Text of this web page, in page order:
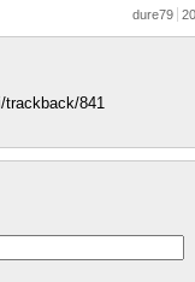
dure79
trackback/841